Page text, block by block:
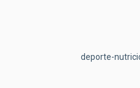
deporte-